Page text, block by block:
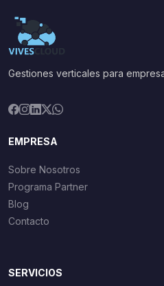
Gestiones verticales para
EMPRESA
Sobre Nosotros
Programa Partner
Blog
Contacto
SERVICIOS